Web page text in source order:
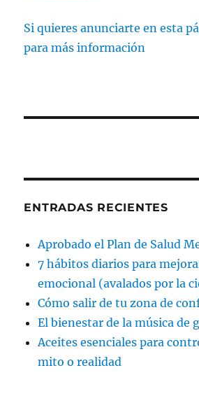
Si quieres anunciarte en esta
para más información
ENTRADAS RECIENTES
Aprobado el Plan de Salud
7 hábitos diarios para
emocional (avalados por la
Cómo salir de tu zona de
El bienestar de la música de
Aceites esenciales para
mito o realidad